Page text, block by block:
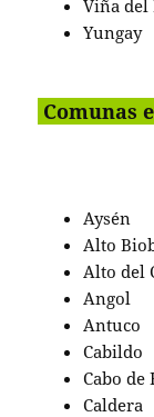
Viña del
Yungay
Comunas
Aysén
Alto
Alto del
Angol
Antuco
Cabildo
Cabo de
Caldera